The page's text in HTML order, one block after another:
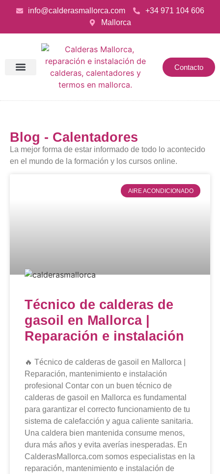
info@calderasmallorca.com
+34 971 104 606
Mallorca
Contacto
Blog - Calentadores
La mejor forma de estar informado de todo lo acontecido
en el mundo de la formación y los cursos online.
AIRE ACONDICIONADO
Técnico de calderas de
gasoil en Mallorca |
Reparación e instalación
🔥 Técnico de calderas de gasoil en Mallorca |
Reparación, mantenimiento e instalación
profesional Contar con un buen técnico de
calderas de gasoil en Mallorca es fundamental
para garantizar el correcto funcionamiento de tu
sistema de calefacción y agua caliente sanitaria.
Una caldera bien mantenida consume menos,
dura más años y evita averías inesperadas. En
CalderasMallorca.com somos especialistas en la
reparación, mantenimiento e instalación de